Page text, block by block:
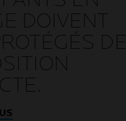
DOIVENT
DE